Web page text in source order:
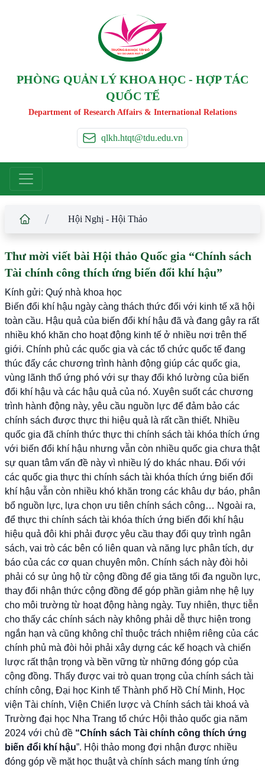
TRƯỜNG ĐẠI HỌC TÂY ĐÔ
TAY DO UNIVERSIT Y
PHÒNG QUẢN LÝ KHOA HỌC - HỢP TÁC
QUỐC TẾ
Department of Research Affairs & International Relations
qlkh.htqt@tdu.edu.vn
/ Hội Nghị - Hội Thảo
Thư mời viết bài Hội thảo Quốc gia “Chính sách
Tài chính công thích ứng biến đổi khí hậu”
Kính gửi: Quý nhà khoa học
Biến đổi khí hậu ngày càng thách thức đối với kinh tế xã hội
toàn cầu. Hậu quả của biến đổi khí hậu đã và đang gây ra rất
nhiều khó khăn cho hoạt động kinh tế ở nhiều nơi trên thế
giới. Chính phủ các quốc gia và các tổ chức quốc tế đang
thúc đẩy các chương trình hành động giúp các quốc gia,
vùng lãnh thổ ứng phó với sự thay đổi khó lường của biến
đổi khí hậu và các hậu quả của nó. Xuyên suốt các chương
trình hành động này, yêu cầu nguồn lực để đảm bảo các
chính sách được thực thi hiệu quả là rất cần thiết. Nhiều
quốc gia đã chính thức thực thi chính sách tài khóa thích ứng
với biến đổi khí hậu nhưng vẫn còn nhiều quốc gia chưa thật
sự quan tâm vấn đề này vì nhiều lý do khác nhau. Đối với
các quốc gia thực thi chính sách tài khóa thích ứng biến đổi
khí hậu vẫn còn nhiều khó khăn trong các khâu dự báo, phân
bổ nguồn lực, lựa chọn ưu tiên chính sách công… Ngoài ra,
để thực thi chính sách tài khóa thích ứng biến đổi khí hậu
hiệu quả đôi khi phải được yêu cầu thay đổi quy trình ngân
sách, vai trò các bên có liên quan và năng lực phân tích, dự
báo của các cơ quan chuyên môn. Chính sách này đòi hỏi
phải có sự ủng hộ từ cộng đồng để gia tăng tối đa nguồn lực,
thay đổi nhận thức cộng đồng để góp phần giảm nhẹ hệ lụy
cho môi trường từ hoạt động hàng ngày. Tuy nhiên, thực tiễn
cho thấy các chính sách này không phải dễ thực hiện trong
ngắn hạn và cũng không chỉ thuộc trách nhiệm riêng của các
chính phủ mà đòi hỏi phải xây dựng các kế hoạch và chiến
lược rất thận trọng và bền vững từ những đóng góp của
cộng đồng. Thấy được vai trò quan trọng của chính sách tài
chính công, Đại học Kinh tế Thành phố Hồ Chí Minh, Học
viện Tài chính, Viện Chiến lược và Chính sách tài khoá và
Trường đại học Nha Trang tổ chức Hội thảo quốc gia năm
2024 với chủ đề “Chính sách Tài chính công thích ứng
biến đổi khí hậu”. Hội thảo mong đợi nhận được nhiều
đóng góp về mặt học thuật và chính sách mang tính ứng